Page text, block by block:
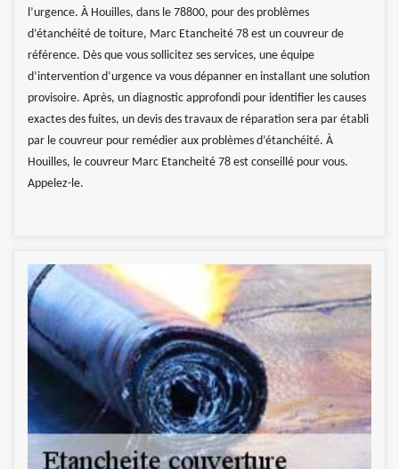
l’urgence. À Houilles, dans le 78800, pour des problèmes
d’étanchéité de toiture, Marc Etancheité 78 est un couvreur de
référence. Dès que vous sollicitez ses services, une équipe
d’intervention d’urgence va vous dépanner en installant une solution
provisoire. Après, un diagnostic approfondi pour identifier les causes
exactes des fuites, un devis des travaux de réparation sera par établi
par le couvreur pour remédier aux problèmes d’étanchéité. À
Houilles, le couvreur Marc Etancheité 78 est conseillé pour vous.
Appelez-le.